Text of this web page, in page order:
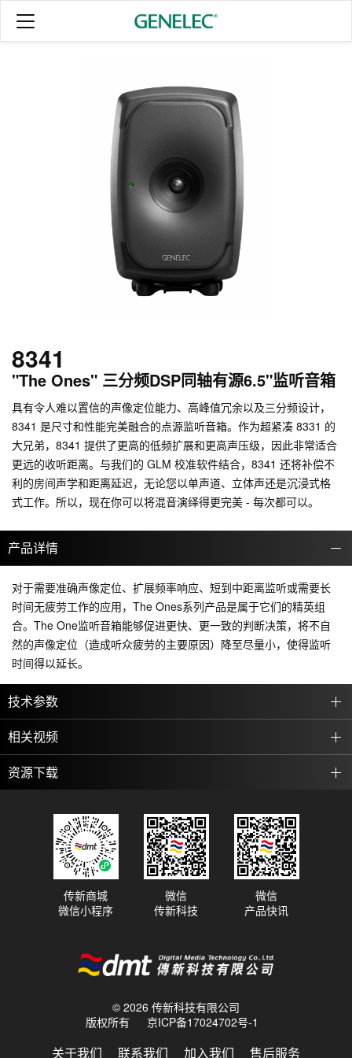
8341
"The Ones" 三分频DSP同轴有源6.5"监听音箱
具有令人难以置信的声像定位能力、高峰值冗余以及三分频设计，
8341 是尺寸和性能完美融合的点源监听音箱。作为超紧凑 8331 的
大兄弟，8341 提供了更高的低频扩展和更高声压级，因此非常适合
更远的收听距离。与我们的 GLM 校准软件结合，8341 还将补偿不
利的房间声学和距离延迟，无论您以单声道、立体声还是沉浸式格
式工作。所以，现在你可以将混音演绎得更完美 - 每次都可以。
产品详情
对于需要准确声像定位、扩展频率响应、短到中距离监听或需要长
时间无疲劳工作的应用，The Ones系列产品是属于它们的精英组
合。The One监听音箱能够促进更快、更一致的判断决策，将不自
然的声像定位（造成听众疲劳的主要原因）降至尽量小，使得监听
时间得以延长。
技术参数
相关视频
资源下载
© 2026 传新科技有限公司
版权所有
京ICP备17024702号-1
关于我们 联系我们 加入我们 售后服务
传新商城
微信小程序
微信
传新科技
微信
产品快讯